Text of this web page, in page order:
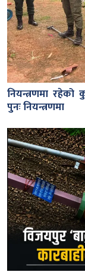
नियन्त्रणमा रहेको
पुनः नियन्त्रणमा